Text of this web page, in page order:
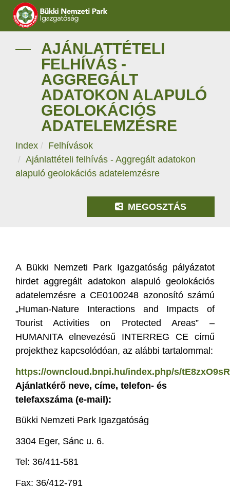
IGAZGATÓSÁG
TERMÉSZETVÉDELEM
VÍZVÉDELEM
ÖKOTURIZMUS
OKTATÁS
GEOPARKOK
AJÁNLATTÉTELI
FELHÍVÁS -
AGGREGÁLT
ADATOKON ALAPULÓ
GEOLOKÁCIÓS
ADATELEMZÉSRE
Index
Felhívások
Ajánlattételi felhívás - Aggregált adatokon
alapuló geolokációs adatelemzésre
MEGOSZTÁS
A Bükki Nemzeti Park Igazgatóság pályázatot
hirdet aggregált adatokon alapuló geolokációs
adatelemzésre a CE0100248 azonosító számú
„Human-Nature Interactions and Impacts of
Tourist Activities on Protected Areas” –
HUMANITA elnevezésű INTERREG CE című
projekthez kapcsolódóan, az alábbi tartalommal:
https://owncloud.bnpi.hu/index.php/s/
Ajánlatkérő neve, címe, telefon- és
telefaxszáma (e-mail):
Bükki Nemzeti Park Igazgatóság
3304 Eger, Sánc u. 6.
Tel: 36/411-581
Fax: 36/412-791